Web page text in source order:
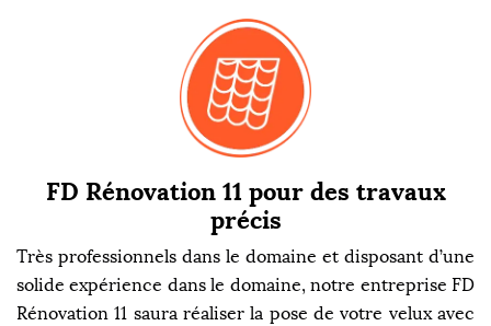
FD Rénovation 11 pour des travaux
précis
Très professionnels dans le domaine et disposant d’une
solide expérience dans le domaine, notre entreprise FD
Rénovation 11 saura réaliser la pose de votre velux avec